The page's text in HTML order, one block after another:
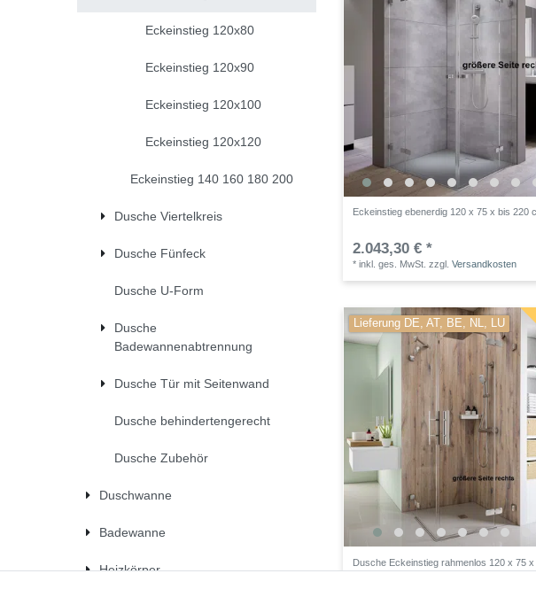
Eckeinstieg 120x80
Eckeinstieg 120x90
Eckeinstieg 120x100
Eckeinstieg 120x120
Eckeinstieg 140 160 180 200
Dusche Viertelkreis
Dusche Fünfeck
Dusche U-Form
Dusche
Badewannenabtrennung
Dusche Tür mit Seitenwand
Dusche behindertengerecht
Dusche Zubehör
Duschwanne
Badewanne
Heizkörper
Eckeinstieg ebenerdig 120 x 75 x bis 220
2.043,30 € *
*inkl. ges. MwSt. zzgl.Versandkosten
Lieferung DE, AT, BE, NL, LU
Dusche Eckeinstieg rahmenlos 120 x 75
cm